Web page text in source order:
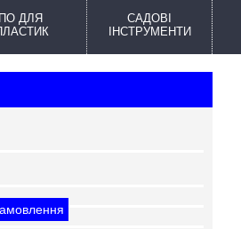
ДЛЯ
САДОВІ
ІНСТРУМЕНТИ